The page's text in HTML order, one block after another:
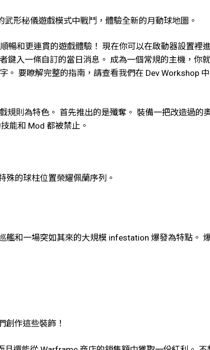
形秘儀遊戲模式中戰鬥，體驗全新的月動球地圖。
暢和更連貫的遊戲體驗！ 現在你可以在啟動器設置裡
鍵入一條自訂的當日消息。 成為一個常規的主機，你
要瞭解完整的指南，請查看我們在 Dev Workshop 中
則為特色。 首先推出的是殲奪。 裝備一把改造過的
能和 Mod 都被禁止。
殊的球柱位置榮耀佩蘭序列。
和一場突如其來的大規模 infestation 爆發為特點。
創作這些裝飾！